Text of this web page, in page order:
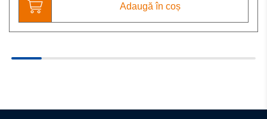
Adaugă în coș